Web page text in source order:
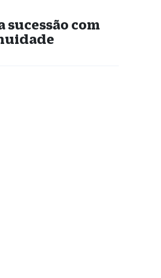
sucessão com